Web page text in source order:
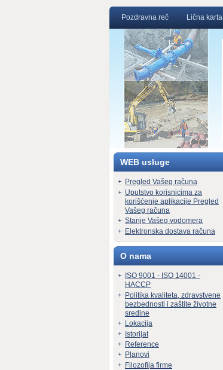
Pozdravna reč Lična karta
WEB usluge
Pregled Vašeg računa
Uputstvo korisnicima za
korišćenje aplikacije Pregled
Vašeg računa
Stanje Vašeg vodomera
Elektronska dostava računa
O nama
ISO 9001 - ISO 14001 -
HACCP
Politika kvaliteta, zdravstvene
bezbednosti i zaštite životne
sredine
Lokacija
Istorijat
Reference
Planovi
Filozofija firme